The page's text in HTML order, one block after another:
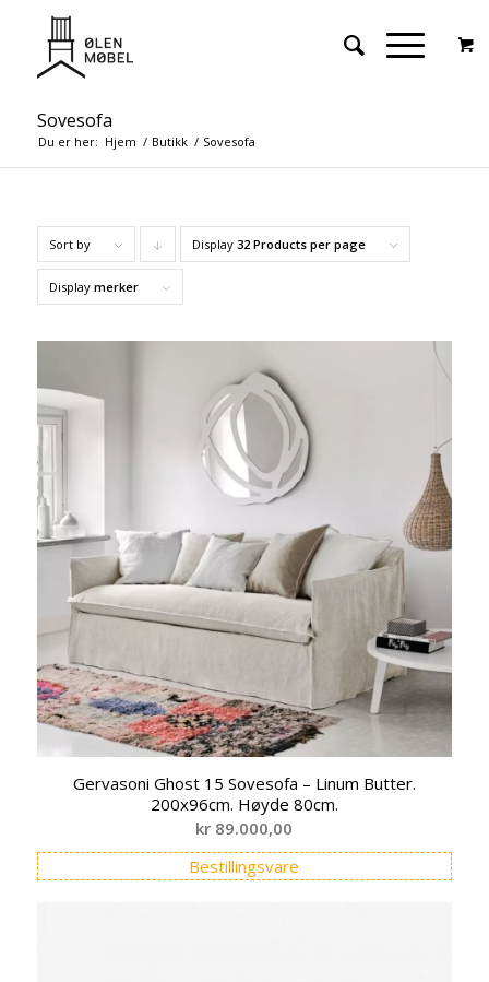
Sovesofa
Du er her: Hjem / Butikk / Sovesofa
Sort by Click
products
Display 32 Products per page
Display merker
Gervasoni Ghost 15 Sovesofa – Linum Butter.
200x96cm. Høyde 80cm.
kr 89.000,00
Bestillingsvare